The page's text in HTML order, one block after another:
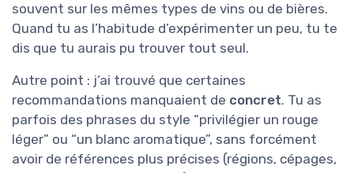
souvent sur les mêmes types de vins ou de bières.
Quand tu as l’habitude d’expérimenter un peu, tu te
dis que tu aurais pu trouver tout seul.
Autre point : j’ai trouvé que certaines
recommandations manquaient de concret. Tu as
parfois des phrases du style “privilégier un rouge
léger” ou “un blanc aromatique”, sans forcément
avoir de références plus précises (régions, cépages,